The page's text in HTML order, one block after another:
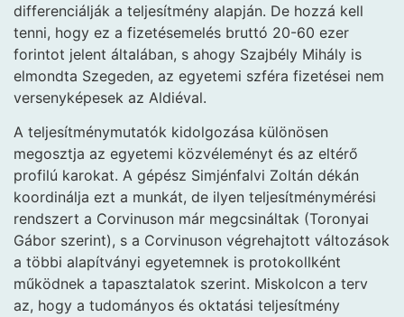
differenciálják a teljesítmény alapján. De hozzá kell
tenni, hogy ez a fizetésemelés bruttó 20-60 ezer
forintot jelent általában, s ahogy Szajbély Mihály is
elmondta Szegeden, az egyetemi szféra fizetései nem
versenyképesek az Aldiéval.
A teljesítménymutatók kidolgozása különösen
megosztja az egyetemi közvéleményt és az eltérő
profilú karokat. A gépész Simjénfalvi Zoltán dékán
koordinálja ezt a munkát, de ilyen teljesítménymérési
rendszert a Corvinuson már megcsináltak (Toronyai
Gábor szerint), s a Corvinuson végrehajtott változások
a többi alapítványi egyetemnek is protokollként
működnek a tapasztalatok szerint. Miskolcon a terv
az, hogy a tudományos és oktatási teljesítmény